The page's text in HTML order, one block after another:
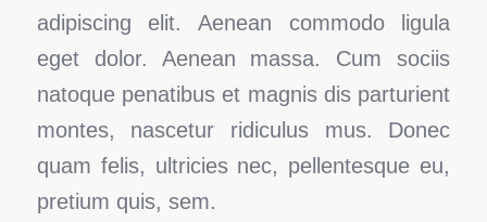
adipiscing elit. Aenean commodo ligula
eget dolor. Aenean massa. Cum sociis
natoque penatibus et magnis dis parturient
montes, nascetur ridiculus mus. Donec
quam felis, ultricies nec, pellentesque eu,
pretium quis, sem.